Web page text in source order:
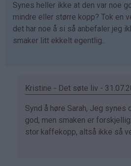
Synes heller ikke at den var noe
mindre eller større kopp? Tok en
det har noe å si så anbefaler jeg
smaker litt ekkelt egentlig..
Kristine - Det søte liv -
Som
svar
på
Synd å høre Sarah, Jeg synes
god, men smaken er
stor kaffekopp, altså ikke så